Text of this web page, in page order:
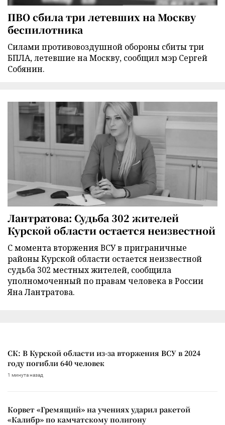
ПВО сбила три летевших на Москву
беспилотника
Силами противовоздушной обороны сбиты три
БПЛА, летевшие на Москву, сообщил мэр Сергей
Собянин.
Лантратова: Судьба 302 жителей
Курской области остается неизвестной
С момента вторжения ВСУ в приграничные
районы Курской области остается неизвестной
судьба 302 местных жителей, сообщила
уполномоченный по правам человека в России
Яна Лантратова.
СК: В Курской области из-за вторжения ВСУ в 2024
году погибли 640 человек
1 минута назад
Корвет «Гремящий» на учениях ударил ракетой
«Калибр» по камчатскому полигону